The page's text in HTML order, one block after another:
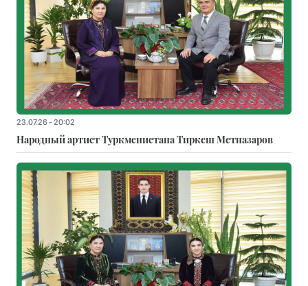
23.07.26 - 20:02
Народный артист Туркменистана Тиркеш Мeтназаров